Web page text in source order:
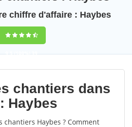
chiffre d'affaire : Haybes
9,5(100%)39
votes
chantiers dans
Haybes
chantiers Haybes ? Comment